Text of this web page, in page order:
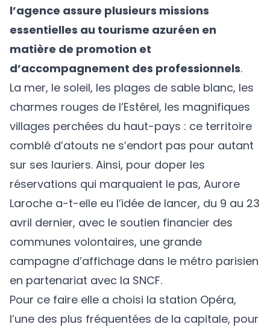
l’agence assure plusieurs missions
essentielles au tourisme azuréen en
matière de promotion et
d’accompagnement des professionnels.
La mer, le soleil, les plages de sable blanc, les
charmes rouges de l’Estérel, les magnifiques
villages perchées du haut-pays : ce territoire
comblé d’atouts ne s’endort pas pour autant
sur ses lauriers. Ainsi, pour doper les
réservations qui marquaient le pas, Aurore
Laroche a-t-elle eu l’idée de lancer, du 9 au 23
avril dernier, avec le soutien financier des
communes volontaires, une grande
campagne d’affichage dans le métro parisien
en partenariat avec la SNCF.
Pour ce faire elle a choisi la station Opéra,
l’une des plus fréquentées de la capitale, pour